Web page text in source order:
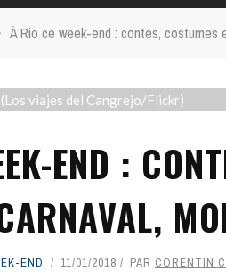
À Rio ce week-end : contes,
viajes del Cangrejo/Flickr)
END :
END 11/01/2018 PAR CORENTIN